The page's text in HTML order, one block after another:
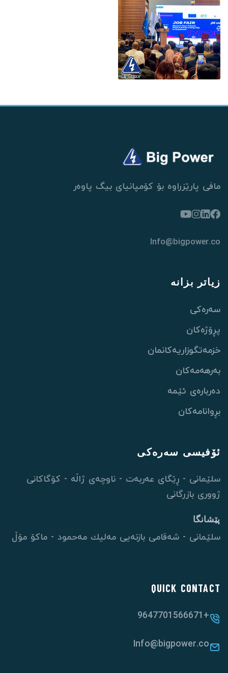
مافی پارێزراوە بۆ کۆمپانیای بیگ پاوەر
Info@bigpower.co
زیاتر بزانە
سەرەکی
پڕۆژەکان
خزمەتگوزاریەکانمان
بەرهەمەکان
دەربارەی ئێمە
بڕوانامەکان
ئۆفیسی سەرەکی
سلێمانی - ڕێگای عەربەت - ناوچەی ژاڵە - کۆگاکانی
ژووری بازرگانی
پێشانگا
سلێمانی - شەقامی بازنەیی مەلیك مەحمود - ماکۆ مۆڵ
QUICK CONTACT
+9647701566671
Info@bigpower.co